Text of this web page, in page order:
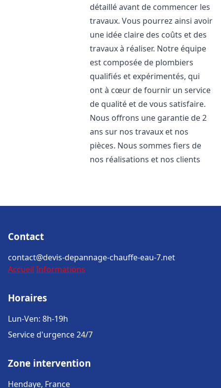
détaillé avant de commencer les
travaux. Vous pourrez ainsi avoir
une idée claire des coûts et des
travaux à réaliser. Notre équipe
est composée de plombiers
qualifiés et expérimentés, qui
ont à cœur de fournir un service
de qualité et de vous satisfaire.
Nous offrons une garantie de 2
ans sur nos travaux et nos
pièces. Nous sommes fiers de
nos réalisations et nos clients
Contact
contact@devis-depannage-chauffe-eau-7.net
Accueil Informations
Horaires
Lun-Ven: 8h-19h
Service d'urgence 24/7
Zone intervention
Hendaye, France